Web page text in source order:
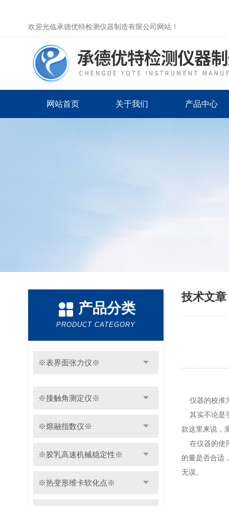
欢迎光临承德优特检测仪器制造有限公司网站！
网站首页 关于我们 产品中心
产品分类
PRODUCT CATEGORY
※表界面张力仪※
※接触角测定仪※
※熔融指数仪※
※胶乳高速机械稳定性※
※热变形维卡软化点※
技术文章
仪器的校准
其实不论是
款这里来说，
在仪器的使
的量是否合适
无误。